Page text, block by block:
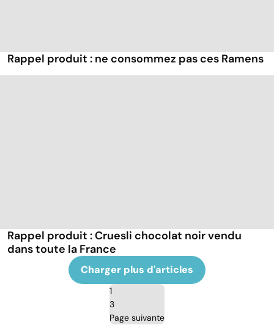
Rappel produit : ne consommez pas ces Ramens
Rappel produit : Cruesli chocolat noir vendu
dans toute la France
Charger plus d'articles
1
3
Page suivante